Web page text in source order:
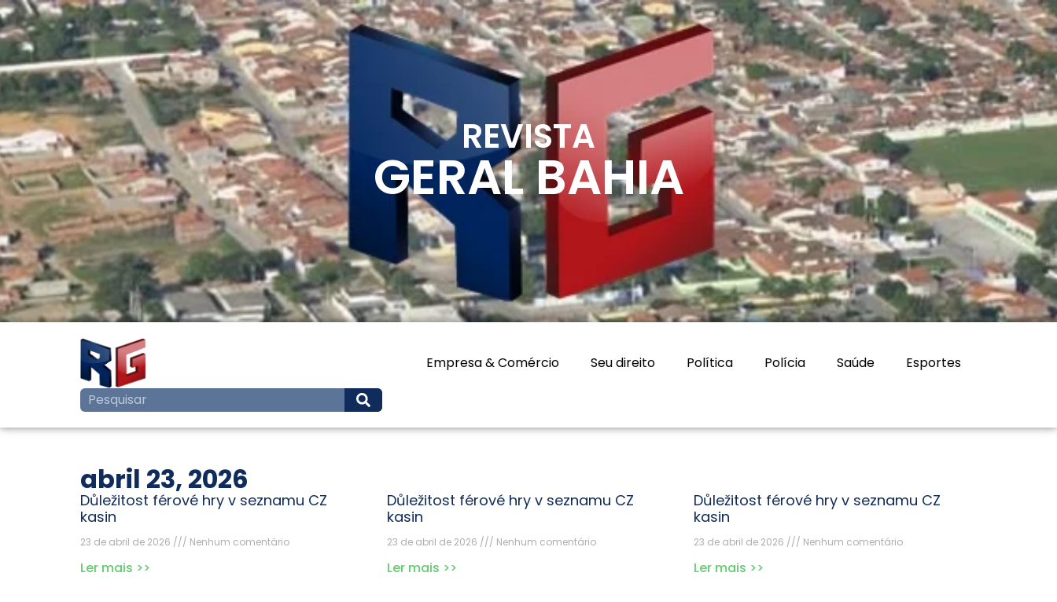
REVISTA
GERAL BAHIA
Empresa & Comércio Seu direito Política Polícia Saúde Esportes
abril 23, 2026
Důležitost férové hry v seznamu CZ
kasin
23 de abril de 2026 Nenhum comentário
Ler mais >>
Důležitost férové hry v seznamu CZ
kasin
23 de abril de 2026 Nenhum comentário
Ler mais >>
Důležitost férové hry v seznamu CZ
kasin
23 de abril de 2026 Nenhum comentário
Ler mais >>